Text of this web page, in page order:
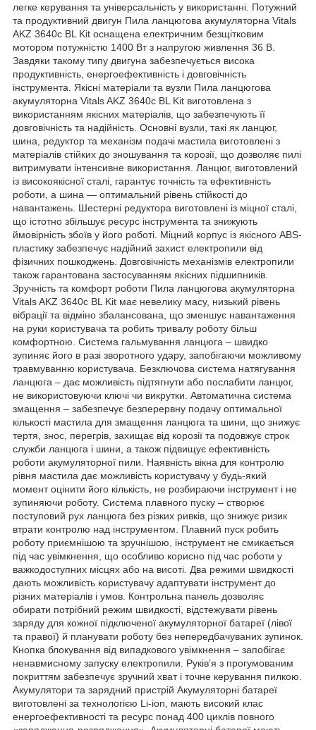
легке керування та універсальність у використанні. Потужний
та продуктивний двигун Пила ланцюгова акумуляторна Vitals
AKZ 3640c BL Kit оснащена електричним безщітковим
мотором потужністю 1400 Вт з напругою живлення 36 В.
Завдяки такому типу двигуна забезпечується висока
продуктивність, енергоефективність і довговічність
інструмента. Якісні матеріали та вузли Пила ланцюгова
акумуляторна Vitals AKZ 3640c BL Kit виготовлена з
використанням якісних матеріалів, що забезпечують її
довговічність та надійність. Основні вузли, такі як ланцюг,
шина, редуктор та механізм подачі мастила виготовлені з
матеріалів стійких до зношування та корозії, що дозволяє пилі
витримувати інтенсивне використання. Ланцюг, виготовлений
із високоякісної сталі, гарантує точність та ефективність
роботи, а шина — оптимальний рівень стійкості до
навантажень. Шестерні редуктора виготовлені із міцної сталі,
що істотно збільшує ресурс інструмента та знижують
ймовірність збоїв у його роботі. Міцний корпус із якісного ABS-
пластику забезпечує надійний захист електропили від
фізичних пошкоджень. Довговічність механізмів електропили
також гарантована застосуванням якісних підшипників.
Зручність та комфорт роботи Пила ланцюгова акумуляторна
Vitals AKZ 3640c BL Kit має невелику масу, низький рівень
вібрації та відміно збалансована, що зменшує навантаження
на руки користувача та робить тривалу роботу більш
комфортною. Система гальмування ланцюга – швидко
зупиняє його в разі зворотного удару, запобігаючи можливому
травмуванню користувача. Безключова система натягування
ланцюга – дає можливість підтягнути або послабити ланцюг,
не використовуючи ключі чи викрутки. Автоматична система
змащення – забезпечує безперервну подачу оптимальної
кількості мастила для змащення ланцюга та шини, що знижує
тертя, знос, перегрів, захищає від корозії та подовжує строк
служби ланцюга і шини, а також підвищує ефективність
роботи акумуляторної пили. Наявність вікна для контролю
рівня мастила дає можливість користувачу у будь-який
момент оцінити його кількість, не розбираючи інструмент і не
зупиняючи роботу. Система плавного пуску – створює
поступовий рух ланцюга без різких ривків, що знижує ризик
втрати контролю над інструментом. Плавний пуск робить
роботу приємнішою та зручнішою, інструмент не смикається
під час увімкнення, що особливо корисно під час роботи у
важкодоступних місцях або на висоті. Два режими швидкості
дають можливість користувачу адаптувати інструмент до
різних матеріалів і умов. Контрольна панель дозволяє
обирати потрібний режим швидкості, відстежувати рівень
заряду для кожної підключеної акумуляторної батареї (лівої
та правої) й планувати роботу без непередбачуваних зупинок.
Кнопка блокування від випадкового увімкнення – запобігає
ненавмисному запуску електропили. Руків’я з прогумованим
покриттям забезпечує зручний хват і точне керування пилкою.
Акумулятори та зарядний пристрій Акумуляторні батареї
виготовлені за технологією Li-ion, мають високий клас
енергоефективності та ресурс понад 400 циклів повного